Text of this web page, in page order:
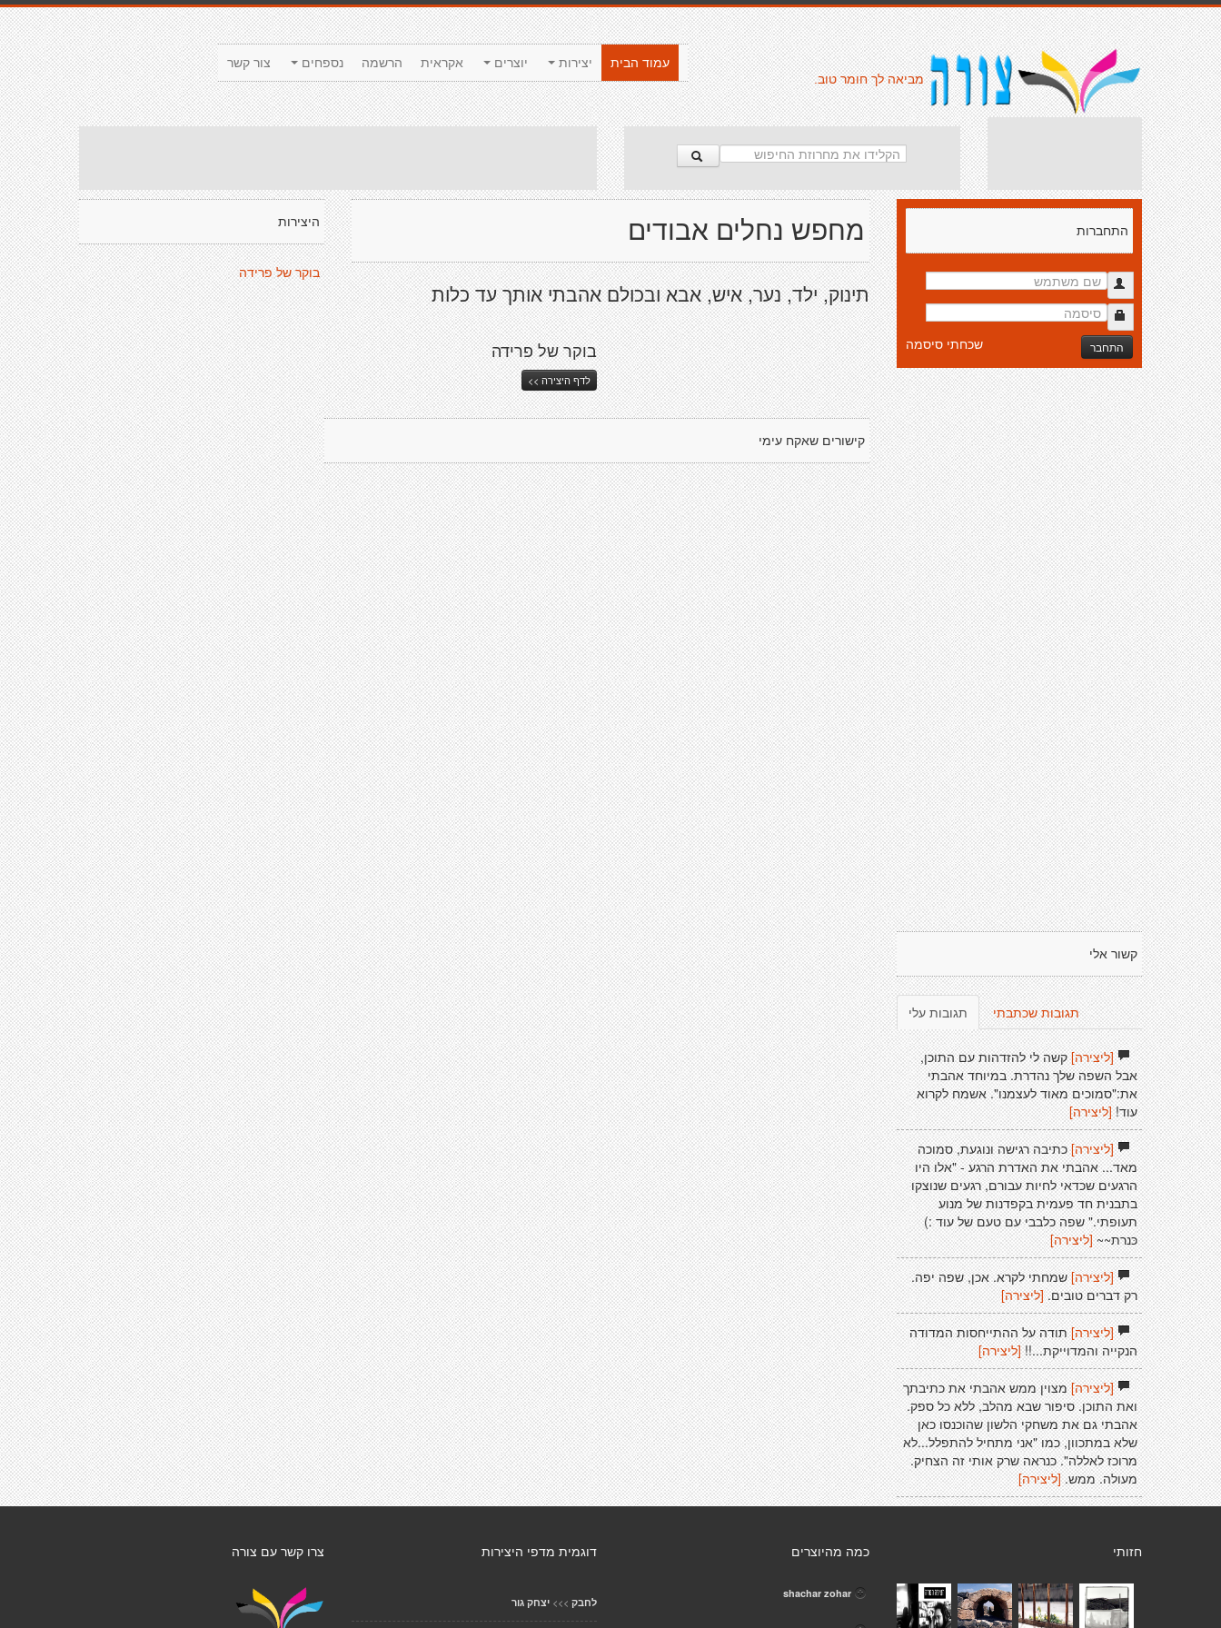
צור קשר נספחים הרשמה אקראית יוצרים יצירות
עמוד הבית
מביאה לך חומר טוב.
היצירות
בוקר של פרידה
מחפש נחלים אבודים
תינוק, ילד, נער, איש, אבא ובכולם אהבתי אותך עד כלות
בוקר של פרידה
לדף היצירה >>
קישורים שאקח עימי
התחברות
התחבר שכחתי סיסמה
קשור אלי
תגובות עלי תגובות שכתבתי
[ליצירה]קשה לי להזדהות עם התוכן,
אבל השפה שלך נהדרת. במיוחד אהבתי
את:"סמוכים מאוד לעצמנו". אשמח לקרוא
עוד! [ליצירה]
[ליצירה]כתיבה רגישה ונוגעת, סמוכה
מאד... אהבתי את האדרת הרגע - "אלו היו
הרגעים שכדאי לחיות עבורם, רגעים שנוצקו
בתבנית חד פעמית בקפדנות של מנוע
תעופתי." שפה כלבבי עם טעם של עוד :)
כּנרת~~[ליצירה]
[ליצירה]שמחתי לקרא. אכן, שפה יפה.
רק דברים טובים. [ליצירה]
[ליצירה]תודה על ההתייחסות המדודה
הנקייה והמדוייקת...!! [ליצירה]
[ליצירה]מצוין ממש אהבתי את כתיבתך
ואת התוכן. סיפור שבא מהלב, ללא כל ספק.
אהבתי גם את משחקי הלשון שהוכנסו כאן
שלא במתכוון, כמו "אני מתחיל להתפלל...לא
מרוכז לאללה". כנראה שרק אותי זה הצחיק.
מעולה. ממש.[ליצירה]
צרו קשר עם צורה דוגמית מדפי היצירות
לחבק >>> יצחק גור
כמה מהיוצרים
shachar zohar
חזותי